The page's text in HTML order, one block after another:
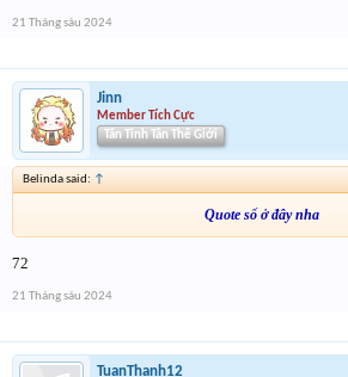
21 Tháng sáu 2024
Jinn
Member Tích Cực
Tân Tinh Tân Thế Giới
Belinda said: ↑
Quote số ở đây nha
72
21 Tháng sáu 2024
TuanThanh12